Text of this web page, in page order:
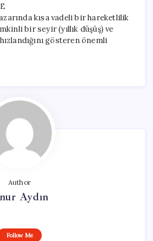
kısa vadeli bir hareketlilik
bir seyir (yıllık düşüş) ve
gösteren önemli
Author
Aydın
Follow Me